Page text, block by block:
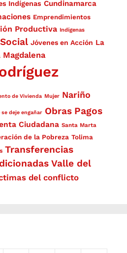
Indígenas Cundinamarca
Emprendimientos
Productiva Indígenas
Jóvenes en Acción La
Magdalena
de Vivienda Mujer Nariño
se deje engañar Obras Pagos
Ciudadana Santa Marta
de la Pobreza Tolima
Transferencias
Valle del
del conflicto